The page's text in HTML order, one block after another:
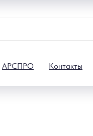
АРСПРО Контакты